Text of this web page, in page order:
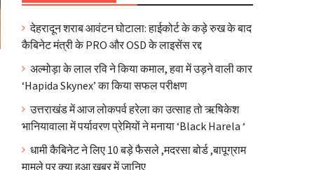
देहरादून शराब आवंटन घोटाला: हाईकोर्ट के कड़े रुख के बाद
कैबिनेट मंत्री के PRO और OSD के लाइसेंस रद्द
अल्मोड़ा के लाल रवि ने किया कमाल, हवा में उड़ने वाली कार
‘Hapida Skynex’ का किया सफल परीक्षण
उत्तराखंड में आज लोकपर्व हरेला का उत्साह तो ऋषिकेश
भानियावाला में पर्यावरण प्रेमियों ने मनाया ‘Black Harela ‘
धामी कैबिनेट ने लिए 10 बड़े फैसले ,मदरसा बोर्ड ,बापूग्राम
मामले पर क्या हुआ खबर में जानिए